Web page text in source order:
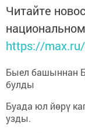
Читайте
https://
Быел башыннан
булды
Буада юл йөрү
узды.